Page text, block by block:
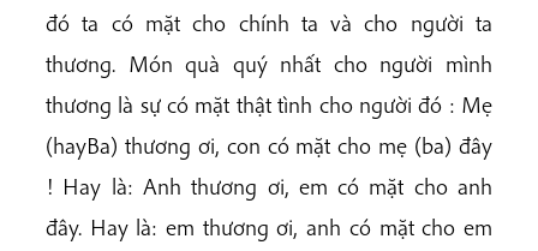
đó ta có mặt cho chính ta và cho người ta
thương. Món quà quý nhất cho người mình
thương là sự có mặt thật tình cho người đó : Mẹ
(hayBa) thương ơi, con có mặt cho mẹ (ba) đây
! Hay là: Anh thương ơi, em có mặt cho anh
đây. Hay là: em thương ơi, anh có mặt cho em